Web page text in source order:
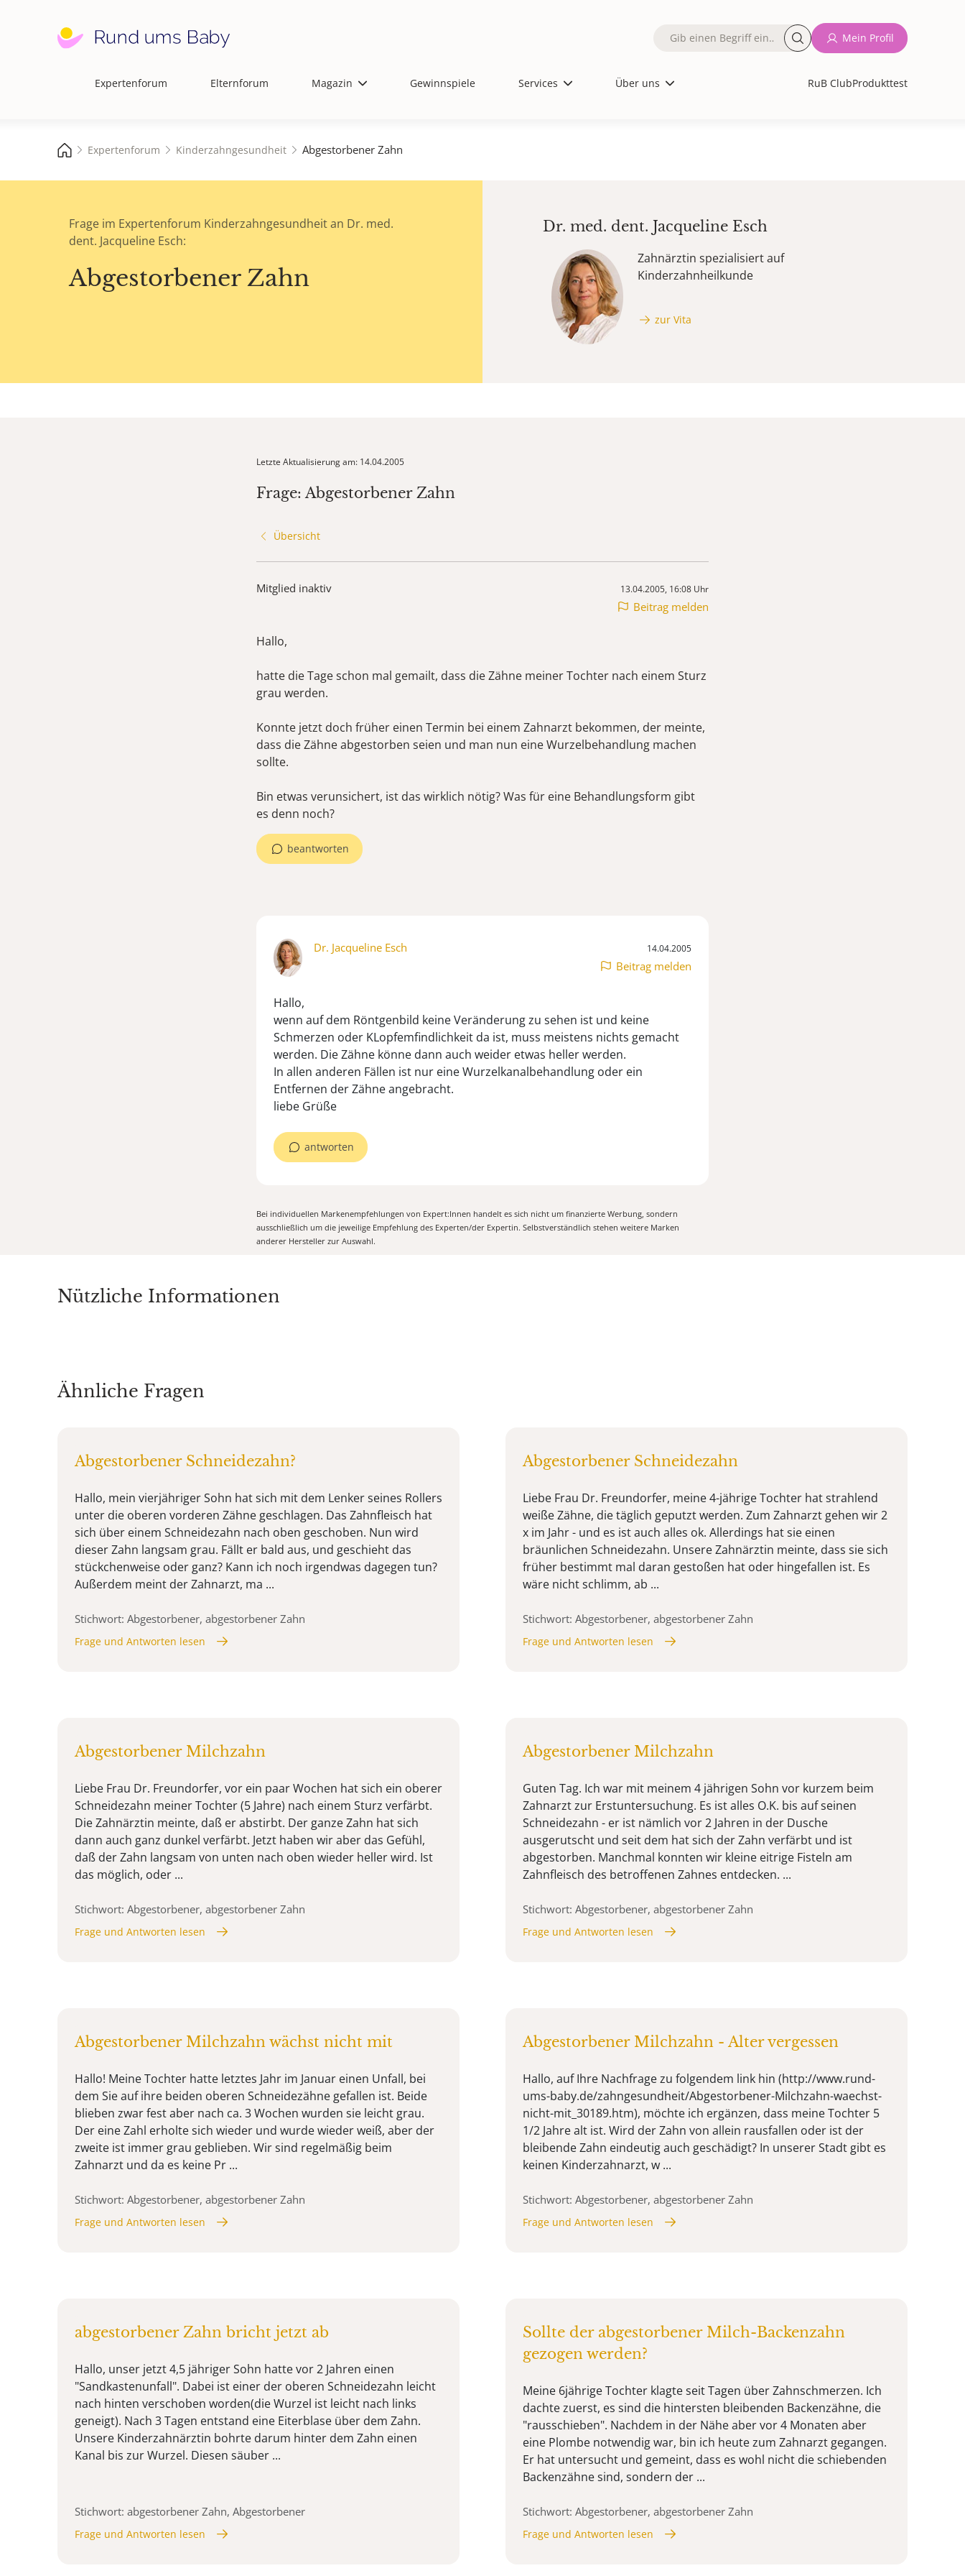
Hauptnavigation
Expertenforum Elternforum Magazin Gewinnspiele Services Über uns RuB ClubProdukttest
Fulltext
Mein Profil
Expertenforum Kinderzahngesundheit Abgestorbener Zahn
Frage im Expertenforum Kinderzahngesundheit an Dr. med.
dent. Jacqueline Esch:
Abgestorbener Zahn
Dr. med. dent. Jacqueline Esch
Zahnärztin spezialisiert auf
Kinderzahnheilkunde
zur Vita
Letzte Aktualisierung am: 14.04.2005
Frage: Abgestorbener Zahn
Übersicht
Mitglied inaktiv 13.04.2005, 16:08 Uhr
Beitrag melden
Hallo,
hatte die Tage schon mal gemailt, dass die Zähne meiner Tochter nach einem Sturz
grau werden.
Konnte jetzt doch früher einen Termin bei einem Zahnarzt bekommen, der meinte,
dass die Zähne abgestorben seien und man nun eine Wurzelbehandlung machen
sollte.
Bin etwas verunsichert, ist das wirklich nötig? Was für eine Behandlungsform gibt
es denn noch?
beantworten
Dr. Jacqueline Esch 14.04.2005
Beitrag melden
Hallo,
wenn auf dem Röntgenbild keine Veränderung zu sehen ist und keine
Schmerzen oder KLopfemfindlichkeit da ist, muss meistens nichts gemacht
werden. Die Zähne könne dann auch weider etwas heller werden.
In allen anderen Fällen ist nur eine Wurzelkanalbehandlung oder ein
Entfernen der Zähne angebracht.
antworten
Bei individuellen Markenempfehlungen von Expert:Innen handelt es sich nicht um finanzierte Werbung, sondern
ausschließlich um die jeweilige Empfehlung des Experten/der Expertin. Selbstverständlich stehen weitere Marken
anderer Hersteller zur Auswahl.
Nützliche Informationen
Ähnliche Fragen
Abgestorbener Schneidezahn?
Hallo, mein vierjähriger Sohn hat sich mit dem Lenker seines Rollers
unter die oberen vorderen Zähne geschlagen. Das Zahnfleisch hat
sich über einem Schneidezahn nach oben geschoben. Nun wird
dieser Zahn langsam grau. Fällt er bald aus, und geschieht das
stückchenweise oder ganz? Kann ich noch irgendwas dagegen tun?
Außerdem meint der Zahnarzt, ma ...
Stichwort: Abgestorbener, abgestorbener Zahn
Frage und Antworten lesen
Abgestorbener Schneidezahn
Liebe Frau Dr. Freundorfer, meine 4-jährige Tochter hat strahlend
weiße Zähne, die täglich geputzt werden. Zum Zahnarzt gehen wir 2
x im Jahr - und es ist auch alles ok. Allerdings hat sie einen
bräunlichen Schneidezahn. Unsere Zahnärztin meinte, dass sie sich
früher bestimmt mal daran gestoßen hat oder hingefallen ist. Es
wäre nicht schlimm, ab ...
Stichwort: Abgestorbener, abgestorbener Zahn
Frage und Antworten lesen
Abgestorbener Milchzahn
Liebe Frau Dr. Freundorfer, vor ein paar Wochen hat sich ein oberer
Schneidezahn meiner Tochter (5 Jahre) nach einem Sturz verfärbt.
Die Zahnärztin meinte, daß er abstirbt. Der ganze Zahn hat sich
dann auch ganz dunkel verfärbt. Jetzt haben wir aber das Gefühl,
daß der Zahn langsam von unten nach oben wieder heller wird. Ist
das möglich, oder ...
Stichwort: Abgestorbener, abgestorbener Zahn
Frage und Antworten lesen
Abgestorbener Milchzahn
Guten Tag. Ich war mit meinem 4 jährigen Sohn vor kurzem beim
Zahnarzt zur Erstuntersuchung. Es ist alles O.K. bis auf seinen
Schneidezahn - er ist nämlich vor 2 Jahren in der Dusche
ausgerutscht und seit dem hat sich der Zahn verfärbt und ist
abgestorben. Manchmal konnten wir kleine eitrige Fisteln am
Zahnfleisch des betroffenen Zahnes entdecken. ...
Stichwort: Abgestorbener, abgestorbener Zahn
Frage und Antworten lesen
Abgestorbener Milchzahn wächst nicht mit
Hallo! Meine Tochter hatte letztes Jahr im Januar einen Unfall, bei
dem Sie auf ihre beiden oberen Schneidezähne gefallen ist. Beide
blieben zwar fest aber nach ca. 3 Wochen wurden sie leicht grau.
Der eine Zahl erholte sich wieder und wurde wieder weiß, aber der
zweite ist immer grau geblieben. Wir sind regelmäßig beim
Zahnarzt und da es keine Pr ...
Stichwort: Abgestorbener, abgestorbener Zahn
Frage und Antworten lesen
Abgestorbener Milchzahn - Alter vergessen
Hallo, auf Ihre Nachfrage zu folgendem link hin (http://www.rund-
ums-baby.de/zahngesundheit/Abgestorbener-Milchzahn-waechst-
nicht-mit_30189.htm), möchte ich ergänzen, dass meine Tochter 5
1/2 Jahre alt ist. Wird der Zahn von allein rausfallen oder ist der
bleibende Zahn eindeutig auch geschädigt? In unserer Stadt gibt es
keinen Kinderzahnarzt, w ...
Stichwort: Abgestorbener, abgestorbener Zahn
Frage und Antworten lesen
abgestorbener Zahn bricht jetzt ab
Hallo, unser jetzt 4,5 jähriger Sohn hatte vor 2 Jahren einen
"Sandkastenunfall". Dabei ist einer der oberen Schneidezahn leicht
nach hinten verschoben worden(die Wurzel ist leicht nach links
geneigt). Nach 3 Tagen entstand eine Eiterblase über dem Zahn.
Unsere Kinderzahnärztin bohrte darum hinter dem Zahn einen
Kanal bis zur Wurzel. Diesen säuber ...
Stichwort: abgestorbener Zahn, Abgestorbener
Frage und Antworten lesen
Sollte der abgestorbener Milch-Backenzahn
gezogen werden?
Meine 6jährige Tochter klagte seit Tagen über Zahnschmerzen. Ich
dachte zuerst, es sind die hintersten bleibenden Backenzähne, die
"rausschieben". Nachdem in der Nähe aber vor 4 Monaten aber
eine Plombe notwendig war, bin ich heute zum Zahnarzt gegangen.
Er hat untersucht und gemeint, dass es wohl nicht die schiebenden
Backenzähne sind, sondern der ...
Stichwort: Abgestorbener, abgestorbener Zahn
Frage und Antworten lesen